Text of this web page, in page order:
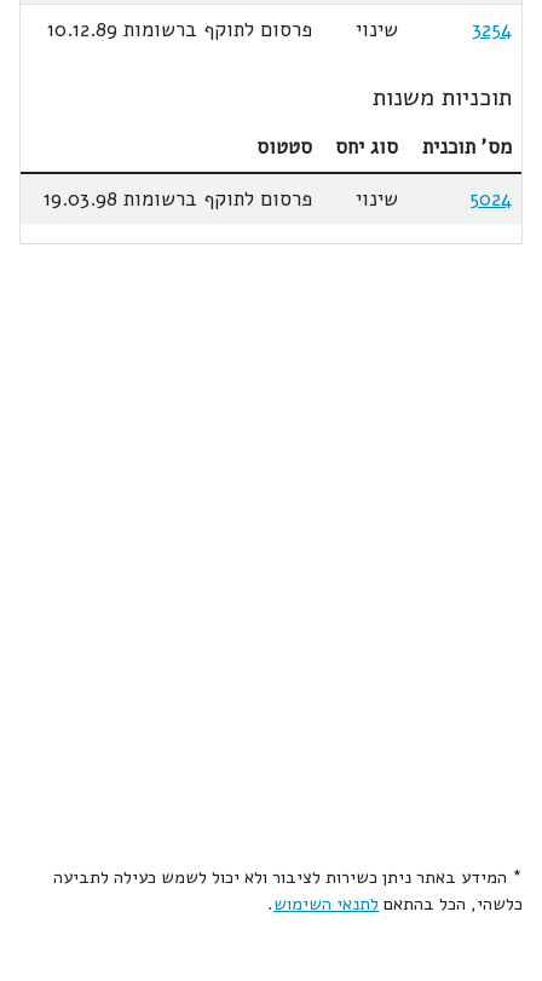
3254
שינוי פרסום לתוקף ברשומות 10.12.89
תוכניות משנות
מס' תוכנית סוג יחס
סטטוס
5024
שינוי פרסום לתוקף ברשומות 19.03.98
* המידע באתר ניתן כשירות לציבור ולא יכול לשמש כעילה לתביעה
כלשהי, הכל בהתאם לתנאי השימוש.